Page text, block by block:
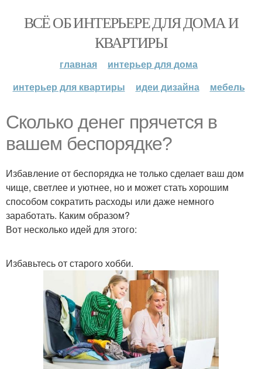
ВСЁ ОБ ИНТЕРЬЕРЕ ДЛЯ ДОМА И
КВАРТИРЫ
главная
интерьер для дома
интерьер для квартиры
идеи дизайна мебель
Сколько денег прячется в
вашем беспорядке?
Избавление от беспорядка не только сделает ваш дом
чище, светлее и уютнее, но и может стать хорошим
способом сократить расходы или даже немного
заработать. Каким образом?
Вот несколько идей для этого:
Избавьтесь от старого хобби.